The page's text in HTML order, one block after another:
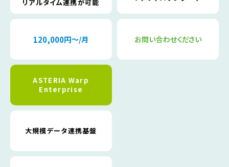
リアルタイム連携が可能
120,000円〜/月 お問い合わせください
ASTERIA Warp
Enterprise
大規模データ連携基盤